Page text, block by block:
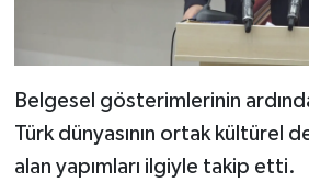
Belgesel gösterimlerinin
Türk dünyasının ortak kültürel
alan yapımları ilgiyle takip etti.